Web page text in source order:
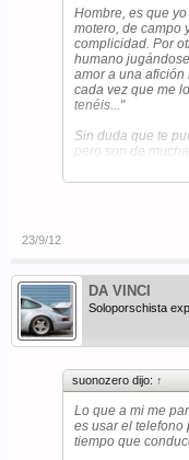
Hombre, es que
motero, de campo
complicidad. Por
humano
amor a una
cada vez que me
tenéis..."
Sin duda que te
pero son de
Un ejemplo->
trata es de reducir
están. Poner en
ya parte de la
de las principales,
ciclismo de
peligroso (para el
23/9/12
DA VINCI
Soloporschista
suonozero dijo: ↑
Lo que a mi me
es usar el telefono
tiempo que